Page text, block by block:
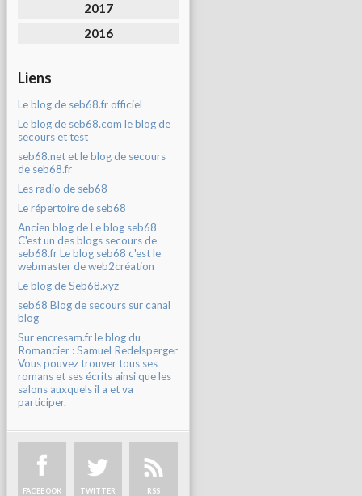
2017
2016
Liens
Le blog de seb68.fr officiel
Le blog de seb68.com le blog de
secours et test
seb68.net et le blog de secours
de seb68.fr
Les radio de seb68
Le répertoire de seb68
Ancien blog de Le blog seb68
C'est un des blogs secours de
seb68.fr Le blog seb68 c'est le
webmaster de web2création
Le blog de Seb68.xyz
seb68 Blog de secours sur canal
blog
Sur encresam.fr le blog du
Romancier : Samuel Redelsperger
Vous pouvez trouver tous ses
romans et ses écrits ainsi que les
salons auxquels il a et va
participer.
FACEBOOK TWITTER RSS